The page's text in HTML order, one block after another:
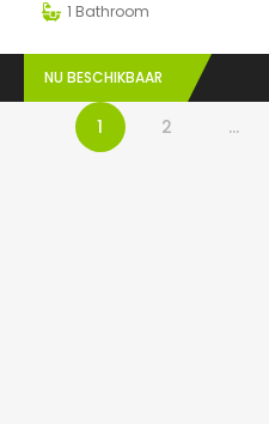
1 Bathroom
NU BESCHIKBAAR
1 2 …